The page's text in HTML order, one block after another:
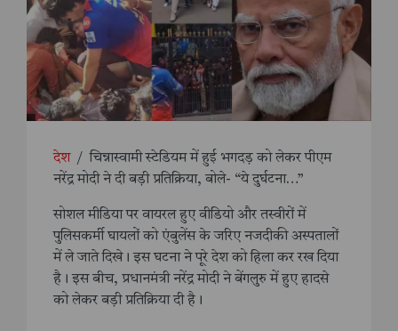
देश / चिन्नास्वामी स्टेडियम में हुई भगदड़ को लेकर पीएम
नरेंद्र मोदी ने दी बड़ी प्रतिक्रिया, बोले- “ये दुर्घटना…”
सोशल मीडिया पर वायरल हुए वीडियो और तस्वीरों में
पुलिसकर्मी घायलों को एंबुलेंस के जरिए नजदीकी अस्पतालों
में ले जाते दिखे। इस घटना ने पूरे देश को हिला कर रख दिया
है। इस बीच, प्रधानमंत्री नरेंद्र मोदी ने बेंगलुरु में हुए हादसे
को लेकर बड़ी प्रतिक्रिया दी है।